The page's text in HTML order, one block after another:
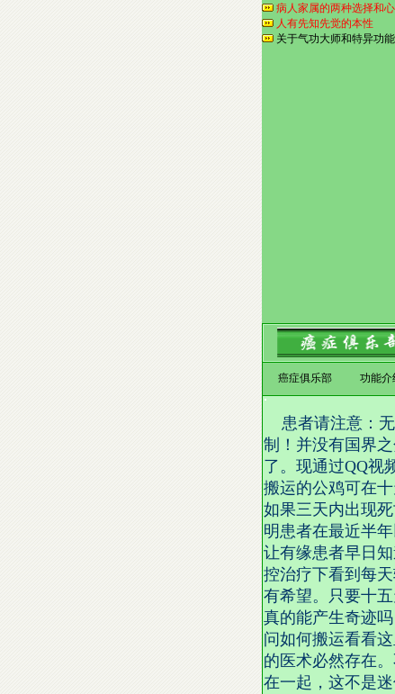
病人家属的两种选择和
人有先知先觉的本性
关于气功大师和特异功
癌症俱乐部 功能介
患者请注意：无
制！并没有国界
了。现通过QQ视
搬运的公鸡可在
如果三天内出现
明患者在最近半
让有缘患者早日
控治疗下看到每
有希望。只要十
真的能产生奇迹
问如何搬运看看
的医术必然存在
在一起，这不是